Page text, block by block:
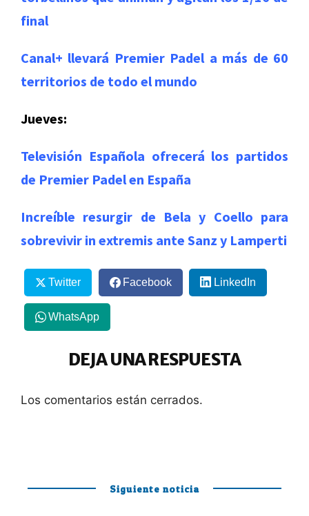
final
Canal+ llevará Premier Padel a más de 60
territorios de todo el mundo
Jueves:
Televisión Española ofrecerá los partidos
de Premier Padel en España
Increíble resurgir de Bela y Coello para
sobrevivir in extremis ante Sanz y Lamperti
Twitter Facebook LinkedIn
WhatsApp
DEJA UNA RESPUESTA
Los comentarios están cerrados.
Siguiente noticia